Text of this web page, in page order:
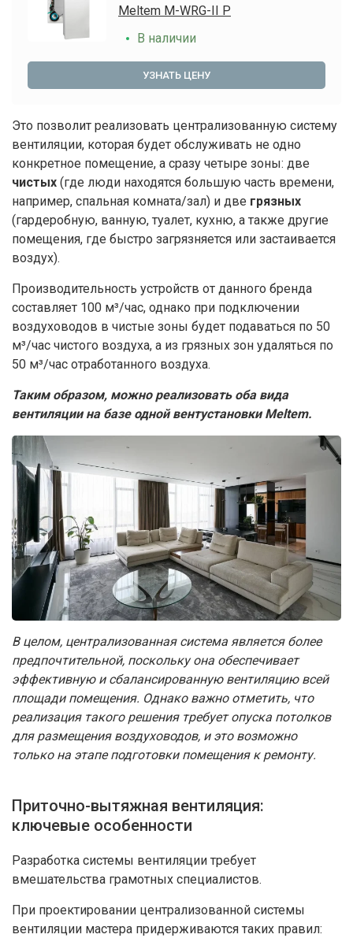
Meltem M-WRG-II P
В наличии
УЗНАТЬ ЦЕНУ
Это позволит реализовать централизованную систему
вентиляции, которая будет обслуживать не одно
конкретное помещение, а сразу четыре зоны: две
чистых (где люди находятся большую часть времени,
например, спальная комната/зал) и две грязных
(гардеробную, ванную, туалет, кухню, а также другие
помещения, где быстро загрязняется или застаивается
воздух).
Производительность устройств от данного бренда
составляет 100 м³/час, однако при подключении
воздуховодов в чистые зоны будет подаваться по 50
м³/час чистого воздуха, а из грязных зон удаляться по
50 м³/час отработанного воздуха.
Таким образом, можно реализовать оба вида
вентиляции на базе одной вентустановки Meltem.
В целом, централизованная система является более
предпочтительной, поскольку она обеспечивает
эффективную и сбалансированную вентиляцию всей
площади помещения. Однако важно отметить, что
реализация такого решения требует опуска потолков
для размещения воздуховодов, и это возможно
только на этапе подготовки помещения к ремонту.
Приточно-вытяжная вентиляция:
ключевые особенности
Разработка системы вентиляции требует
вмешательства грамотных специалистов.
При проектировании централизованной системы
вентиляции мастера придерживаются таких правил: